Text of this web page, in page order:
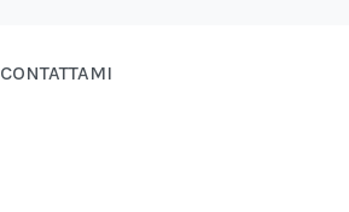
CONTATTAMI